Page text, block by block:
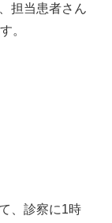
担当患者さん
。
、診察に1時